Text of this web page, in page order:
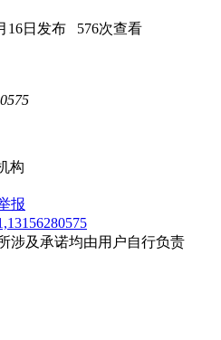
16日发布 576次查看
构
报
涉及承诺均由用户自行负责